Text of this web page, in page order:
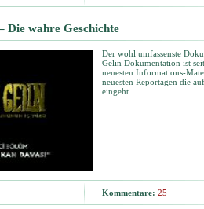
Die wahre Geschichte
Der wohl umfassenste
Gelin Dokumentation ist
neuesten Informations-
neuesten Reportagen die
eingeht.
Kommentare: 25